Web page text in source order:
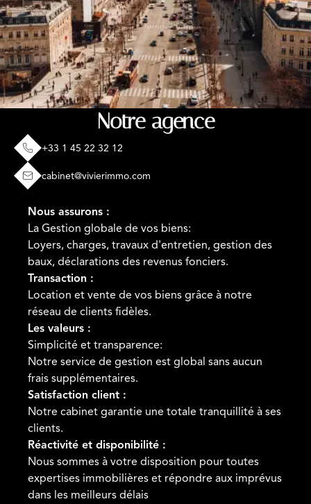
Notre agence
+33 1 45 22 32 12
cabinet@vivierimmo.com
Nous assurons :
La Gestion globale de vos biens:
Loyers, charges, travaux d'entretien, gestion des
baux, déclarations des revenus fonciers.
Transaction :
Location et vente de vos biens grâce à notre
réseau de clients fidèles.
Les valeurs :
Simplicité et transparence:
Notre service de gestion est global sans aucun
frais supplémentaires.
Satisfaction client :
Notre cabinet garantie une totale tranquillité à ses
clients.
Réactivité et disponibilité :
Nous sommes à votre disposition pour toutes
expertises immobilières et répondre aux imprévus
dans les meilleurs délais